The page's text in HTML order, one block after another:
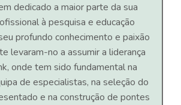
dedicado a maior parte da sua
à pesquisa e educação
profundo conhecimento e paixão
levaram-no a assumir a liderança
onde tem sido fundamental na
de especialistas, na seleção do
e na construção de pontes